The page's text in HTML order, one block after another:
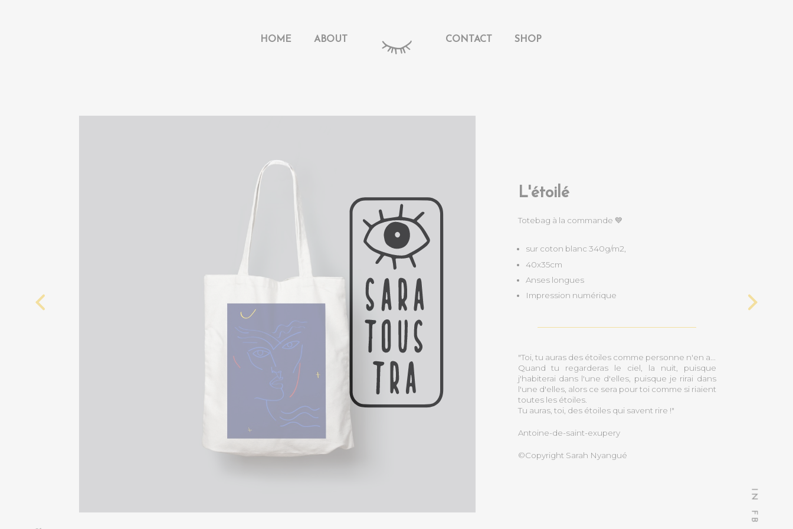
HOME ABOUT CONTACT SHOP
I
N
F
B
L'étoilé
Totebag à la commande 💙
sur coton blanc 340g/m2,
40x35cm
Anses longues
Impression numérique
"Toi, tu auras des étoiles comme personne n'en a...
Quand tu regarderas le ciel, la nuit, puisque
j'habiterai dans l'une d'elles, puisque je rirai dans
l'une d'elles, alors ce sera pour toi comme si riaient
toutes les étoiles.
Tu auras, toi, des étoiles qui savent rire !"
Antoine-de-saint-exupery
©Copyright Sarah Nyangué